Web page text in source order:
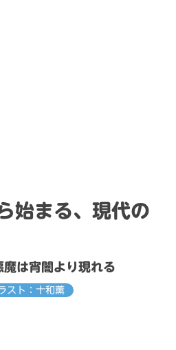
始まる、現代の
は宵闇より現れる
スト：十和薫